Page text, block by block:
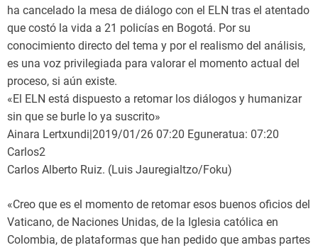
ha cancelado la mesa de diálogo con el ELN tras el atentado
que costó la vida a 21 policías en Bogotá. Por su
conocimiento directo del tema y por el realismo del análisis,
es una voz privilegiada para valorar el momento actual del
proceso, si aún existe.
«El ELN está dispuesto a retomar los diálogos y humanizar
sin que se burle lo ya suscrito»
Ainara Lertxundi|2019/01/26 07:20 Eguneratua: 07:20
Carlos2
Carlos Alberto Ruiz. (Luis Jauregialtzo/Foku)
«Creo que es el momento de retomar esos buenos oficios del
Vaticano, de Naciones Unidas, de la Iglesia católica en
Colombia, de plataformas que han pedido que ambas partes